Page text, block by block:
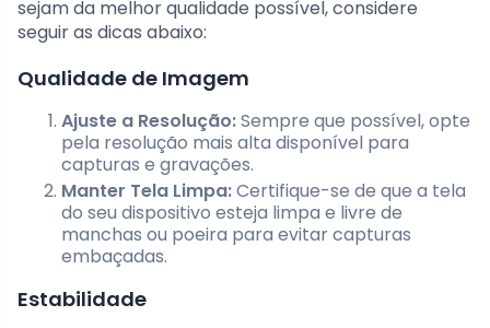
sejam da melhor qualidade possível, considere
seguir as dicas abaixo:
Qualidade de Imagem
Ajuste a Resolução:Sempre que possível, opte
pela resolução mais alta disponível para
capturas e gravações.
Manter Tela Limpa:Certifique-se de que a tela
do seu dispositivo esteja limpa e livre de
manchas ou poeira para evitar capturas
embaçadas.
Estabilidade